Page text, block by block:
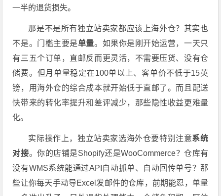
一半的退货损失。
那是不是所有独立站卖家都应该上海外仓？其实也
不是。门槛主要是单量。如果你是刚开始运营，一天只
有三五个订单，直邮反而更灵活，不需要压货、没有仓
储费。但月单量稳定在100单以上、客单价不低于15英
镑，用海外仓的综合成本就开始低于直邮了。而且配送
快带来的转化率提升和差评减少，那些隐性收益更难量
化。
实际操作上，独立站卖家选海外仓要特别注意系统
对接。你的店铺是Shopify还是WooCommerce？仓库有
没有WMS系统能通过API自动抓单、自动回传单号？那
些让你每天手动导Excel发邮件的仓库，前期能忍，单量